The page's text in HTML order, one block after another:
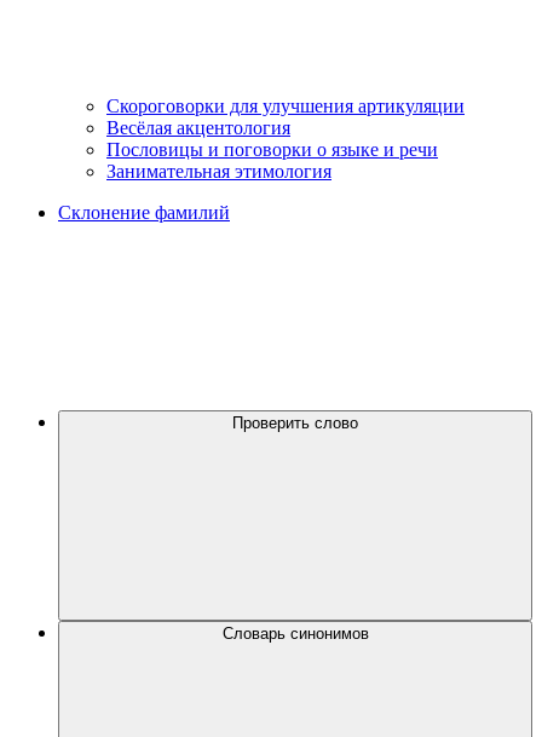
Скороговорки для улучшения артикуляции
Весёлая акцентология
Пословицы и поговорки о языке и речи
Занимательная этимология
Склонение фамилий
Проверить слово
Словарь синонимов